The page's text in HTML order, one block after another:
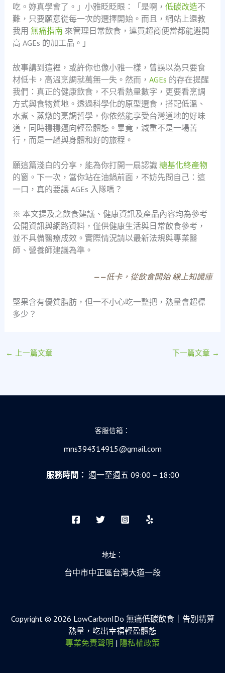
吃。妳真學會了。」小雅眨眨眼：「是啊， 低碳改造不
難，只要願意從每一次的選擇開始。而且，網站上還教
我用 無痛指南 來管理日常飲食，連買超商便當都能避開
高 AGEs 的加工品。」
故事講到這裡，或許你也像小雅一樣，曾誤以為只要食
材低卡，高溫烹調就萬無一失。然而， AGEs 的存在提醒
我們：真正的健康飲食，不只看熱量數字，更要看烹調
方式與食物質地。透過科學化的原型選食，搭配低溫、
水煮、蒸燉的烹調哲學，你依然能享受台灣道地的好味
道，同時穩穩邁向輕盈體態。畢竟，減重不是一場苦
行，而是一趟與身體和好的旅程。
願這篇淺白的分享，能為你打開一扇認識 糖基化終產物
的窗。下一次，當你站在油鍋前面，不妨先問自己：這
一口，真的要讓 AGEs 入隊嗎？
※ 本文提及之飲食建議、健康資訊及產品內容均為參考
公開資訊與網路資料，僅供健康生活與日常飲食參考，
並不具備醫療成效。實際情況請以最新法規與專業醫
師、營養師建議為準。
——低卡，從飲食開始 線上知識庫
堅果含有優質脂肪，但一不小心吃一整把，熱量會超標
多少？
← 上一篇文章 下一篇文章 →
客服信箱：
mns394314915@gmail.com
服務時間： 週一至週五 09:00 – 18:00
地址：
台中市中正區台灣大道一段
Copyright © 2026 LowCarbonIDo 無痛低碳飲食｜告別精算
熱量，吃出幸福輕盈體態
專業免責聲明 | 隱私權政策